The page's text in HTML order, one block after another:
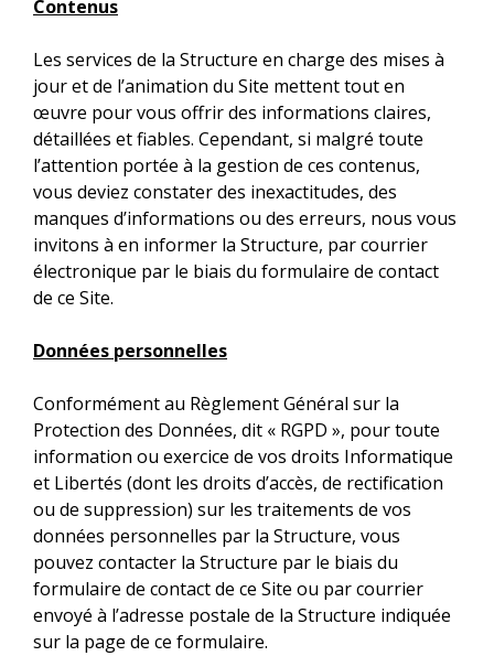
Contenus
Les services de la Structure en charge des mises à
jour et de l’animation du Site mettent tout en
œuvre pour vous offrir des informations claires,
détaillées et fiables. Cependant, si malgré toute
l’attention portée à la gestion de ces contenus,
vous deviez constater des inexactitudes, des
manques d’informations ou des erreurs, nous vous
invitons à en informer la Structure, par courrier
électronique par le biais du formulaire de contact
de ce Site.
Données personnelles
Conformément au Règlement Général sur la
Protection des Données, dit « RGPD », pour toute
information ou exercice de vos droits Informatique
et Libertés (dont les droits d’accès, de rectification
ou de suppression) sur les traitements de vos
données personnelles par la Structure, vous
pouvez contacter la Structure par le biais du
formulaire de contact de ce Site ou par courrier
envoyé à l’adresse postale de la Structure indiquée
sur la page de ce formulaire.